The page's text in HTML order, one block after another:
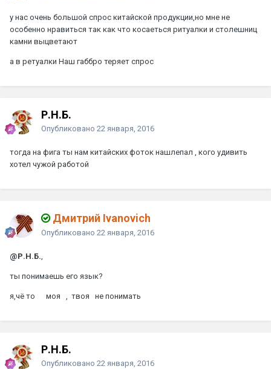
у нас очень большой спрос китайской продукции,но мне не
особенно нравиться так как что косаеться ритуалки и столешниц
камни выцветают
а в ретуалки Наш габбро теряет спрос
Р.Н.Б.
Опубликовано 22 января, 2016
тогда на фига ты нам китайских фоток нашлепал , кого удивить
хотел чужой работой
Дмитрий Ivanovich
Опубликовано 22 января, 2016
@Р.Н.Б.,
ты понимаешь его язык?
я,чё то моя , твоя не понимать
Р.Н.Б.
Опубликовано 22 января, 2016